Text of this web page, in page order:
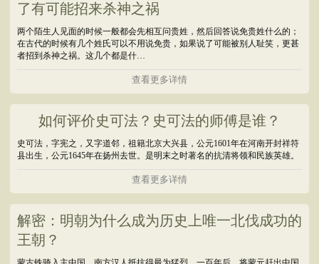
了有可能招来杀神之祸
两个陌生人见面的时候一般都会先相互问贵姓，然后回答说免贵姓什么的；
在古代的时候有几个姓氏可以不用说免贵，如果说了可能被别人耻笑，更甚
者招到杀神之祸。这几个都是什…
查看更多详情
如何评价史可法？史可法的师傅是谁？
史可法，字宪之，又字道邻，祖籍北京大兴县，公元1601年在河南开封祥符
县出生，公元1645年在扬州去世。是明末之时著名的抗清将领和民族英雄。
查看更多详情
解密：明朝为什么成为历史上唯一北伐成功的
王朝？